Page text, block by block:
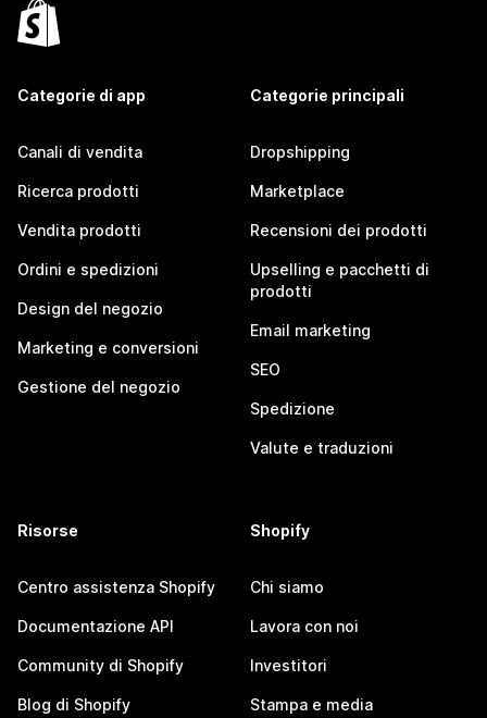
Categorie di app
Canali di vendita
Ricerca prodotti
Vendita prodotti
Ordini e spedizioni
Design del negozio
Marketing e conversioni
Gestione del negozio
Categorie principali
Dropshipping
Marketplace
Recensioni dei prodotti
Upselling e pacchetti di
prodotti
Email marketing
SEO
Spedizione
Valute e traduzioni
Risorse
Centro assistenza Shopify
Documentazione API
Community di Shopify
Blog di Shopify
Shopify
Chi siamo
Lavora con noi
Investitori
Stampa e media